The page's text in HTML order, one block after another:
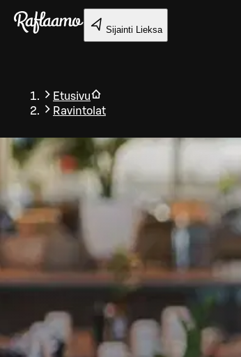
Siirry pääsisältöön
Sijainti Lieksa
Etusivu
Ravintolat